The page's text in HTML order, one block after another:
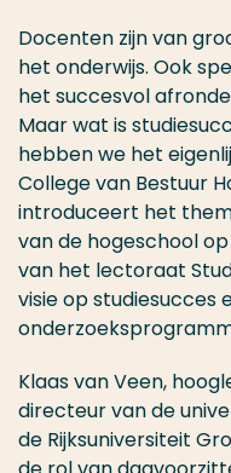
Docenten zijn van
het onderwijs. Ook
het succesvol
Maar wat is
hebben we het
College van Bestuur
introduceert het
van de hogeschool
van het lectoraat
visie op studiesucces
Klaas van Veen,
directeur van de
de Rijksuniversiteit